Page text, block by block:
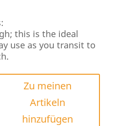
this is the ideal
use as you transit to
Zu meinen
Artikeln
hinzufügen